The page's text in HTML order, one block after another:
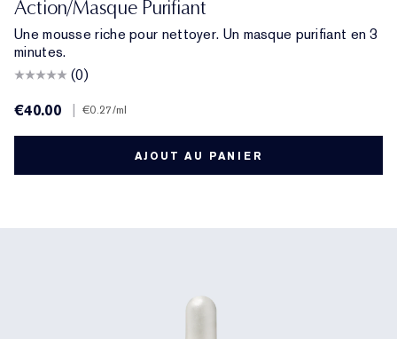
Action/Masque Purifiant
Une mousse riche pour nettoyer. Un masque purifiant en 3
minutes.
(0)
€40.00
€0.27/ml
AJOUT AU PANIER